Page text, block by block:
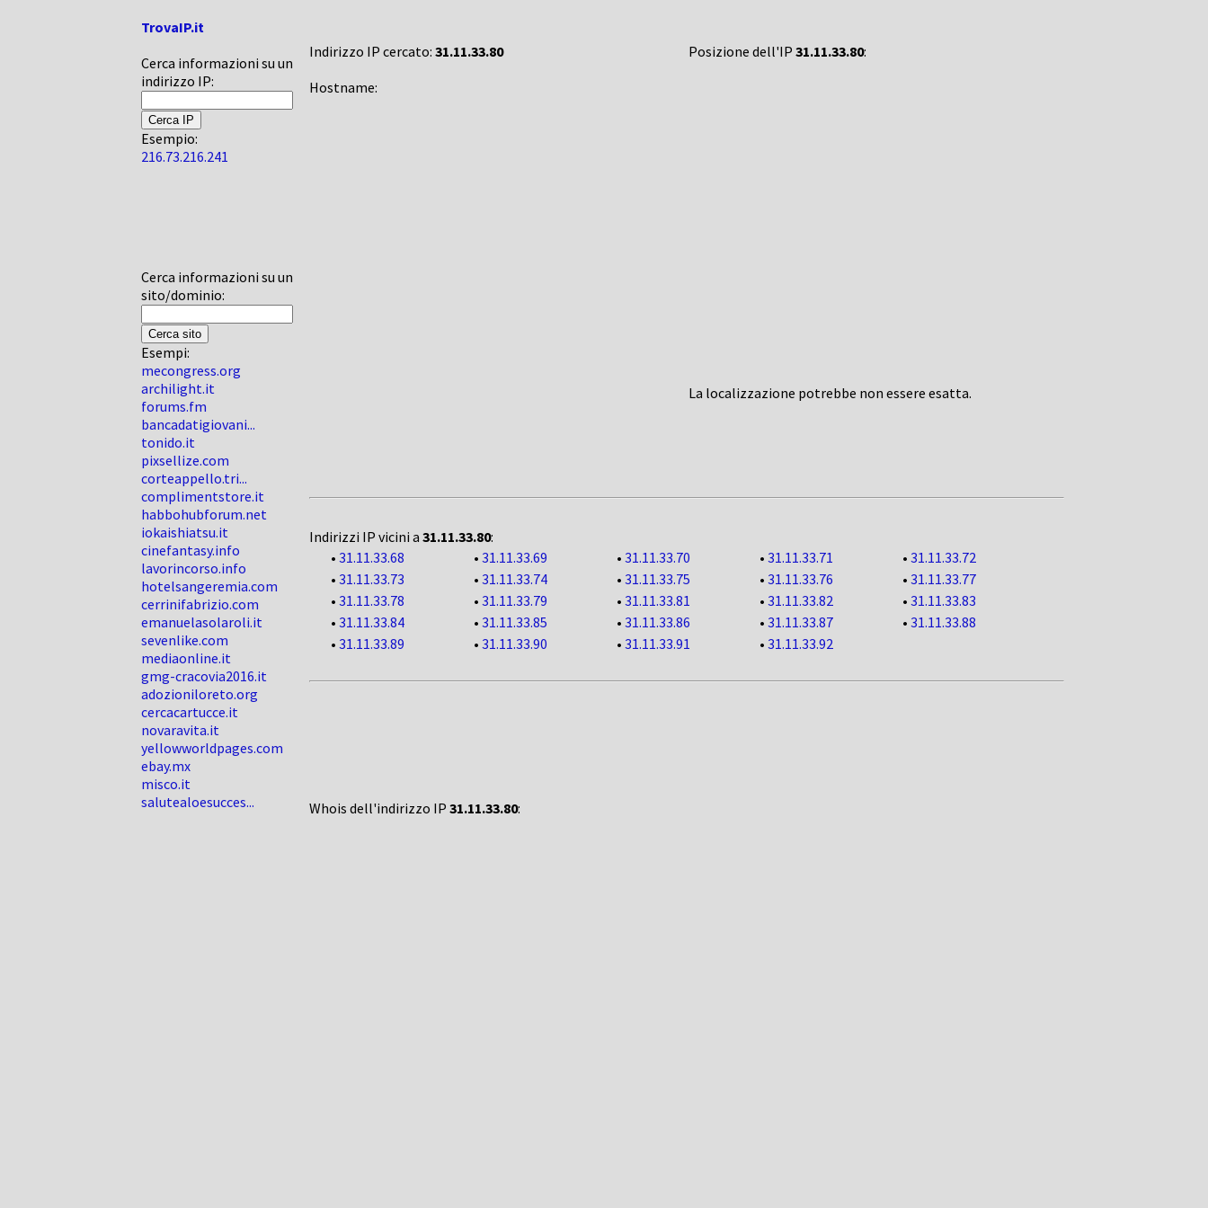
TrovaIP.it
Cerca informazioni su un
indirizzo IP:
Esempio:
216.73.216.241
Cerca informazioni su un
sito/dominio:
Esempi:
mecongress.org
archilight.it
forums.fm
bancadatigiovani...
tonido.it
pixsellize.com
corteappello.tri...
complimentstore.it
habbohubforum.net
iokaishiatsu.it
cinefantasy.info
lavorincorso.info
hotelsangeremia.com
cerrinifabrizio.com
emanuelasolaroli.it
sevenlike.com
mediaonline.it
gmg-cracovia2016.it
adozioniloreto.org
cercacartucce.it
novaravita.it
yellowworldpages.com
ebay.mx
misco.it
salutealoesucces...
Indirizzo IP cercato: 31.11.33.80
Hostname:
Posizione dell'IP 31.11.33.80:
La localizzazione potrebbe non essere esatta.
Indirizzi IP vicini a 31.11.33.80:
• 31.11.33.68 • 31.11.33.69 • 31.11.33.70 • 31.11.33.71 • 31.11.33.72
• 31.11.33.73 • 31.11.33.74 • 31.11.33.75 • 31.11.33.76 • 31.11.33.77
• 31.11.33.78 • 31.11.33.79 • 31.11.33.81 • 31.11.33.82 • 31.11.33.83
• 31.11.33.84 • 31.11.33.85 • 31.11.33.86 • 31.11.33.87 • 31.11.33.88
• 31.11.33.89 • 31.11.33.90 • 31.11.33.91 • 31.11.33.92
Whois dell'indirizzo IP 31.11.33.80: